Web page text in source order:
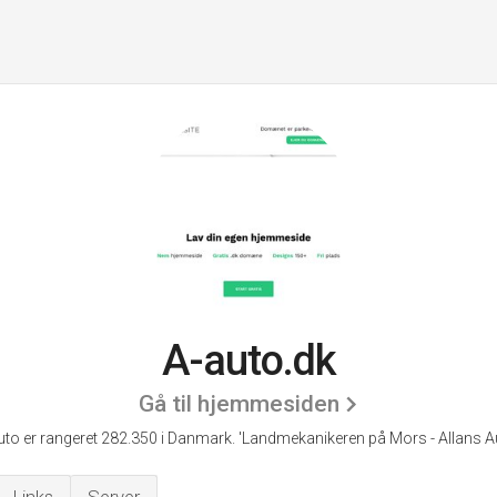
A-auto.dk
Gå til hjemmesiden
er rangeret 282.350 i Danmark. 'Landmekanikeren på Mors - Allans